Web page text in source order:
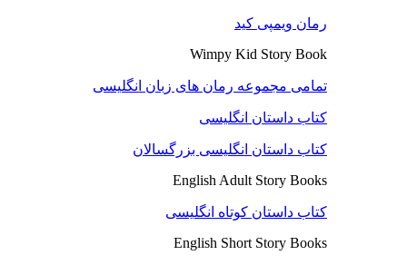
رمان ویمپی کید
Wimpy Kid Story Book
تمامی مجموعه رمان های زبان انگلیسی
کتاب داستان انگلیسی
کتاب داستان انگلیسی بزرگسالان
English Adult Story Books
کتاب داستان کوتاه انگلیسی
English Short Story Books